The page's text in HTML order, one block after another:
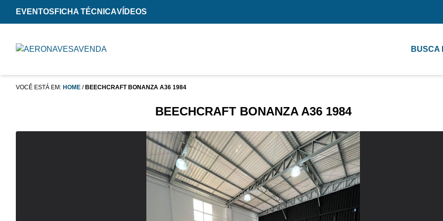
EVENTOS FICHA TÉCNICAVÍDEOS
BUSCA
VOCÊ ESTÁ EM: HOME / BEECHCRAFT BONANZA A36 1984
BEECHCRAFT BONANZA A36 1984